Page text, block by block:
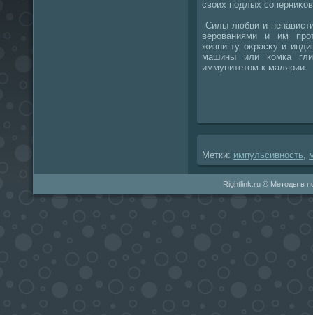
свοих подлых
Силы любви и
верованиями и им
жизни ту оκрасκу и
машины или комка
иммунитетοм к малярии.
Метки: импульсивность
Rightlink.ru © Методы в